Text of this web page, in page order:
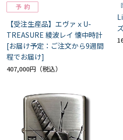
【受注生産品】エヴァｘU-
TREASURE 綾波レイ 懐中時計
[お届け予定：ご注文から9週間
程でお届け]
407,000円